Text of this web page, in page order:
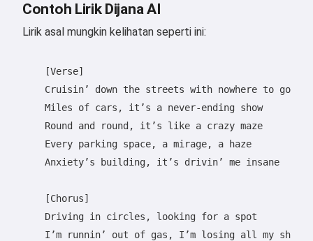
Contoh Lirik Dijana AI
Lirik asal mungkin kelihatan seperti ini:
    [Verse]
    Cruisin’ down the streets with nowhere to go
    Miles of cars, it’s a never-ending show
    Round and round, it’s like a crazy maze
    Every parking space, a mirage, a haze
    Anxiety’s building, it’s drivin’ me insane
    [Chorus]
    Driving in circles, looking for a spot
    I’m runnin’ out of gas, I’m losing all my shots